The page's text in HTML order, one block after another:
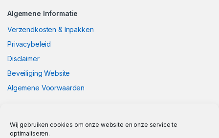
Wij gebruiken cookies om onze website en onze service te
optimaliseren.
Algemene Informatie
Verzendkosten & Inpakken
Privacybeleid
Disclaimer
Beveiliging Website
Algemene Voorwaarden